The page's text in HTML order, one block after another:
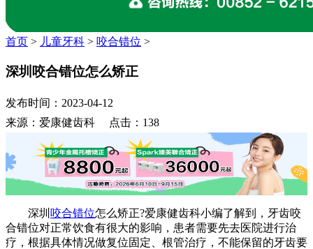
首页 > 儿童牙科 > 咬合错位 >
深圳咬合错位怎么矫正
发布时间：2023-04-12
来源：爱康健齿科 点击：138
深圳 咬合错位怎么矫正?爱康健齿科小编了解到，牙齿咬
合错位对正常饮食有很大的影响，患者需要先去医院进行治
疗，根据具体情况做复位固定、根管治疗，不能保留的牙齿要